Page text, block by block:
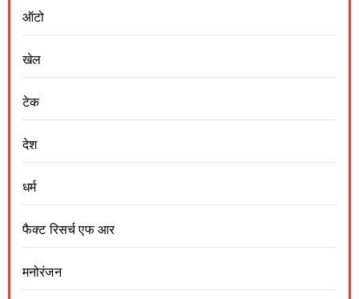
ऑटो
खेल
टेक
देश
धर्म
फैक्ट रिसर्च एफ आर
मनोरंजन